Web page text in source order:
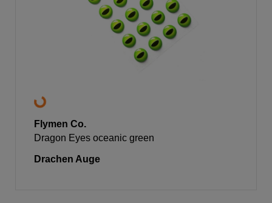
Flymen Co.
Dragon Eyes oceanic green
Drachen Auge